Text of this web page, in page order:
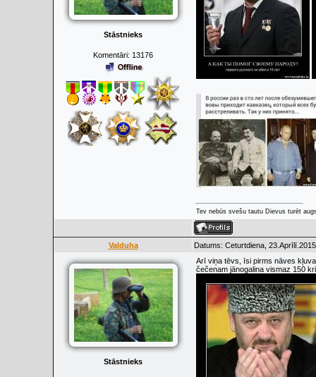
Stāstnieks
Komentāri: 13176
Tev nebūs svešu tautu Dievus turēt
Valduha Datums: Ceturtdiena,
Stāstnieks
Arī viņa tēvs, īsi pirms nāves
čečenam jānogalina vismaz 150